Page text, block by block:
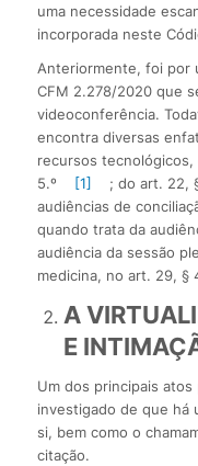
uma necessidade
incorporada neste
Anteriormente, foi por
CFM 2.278/2020 que
videoconferência.
encontra diversas
recursos tecnológicos,
5.º
[1]
; do art. 22,
audiências de
quando trata da
audiência da sessão
medicina, no art. 29, §
A
E
Um dos principais
investigado de que há
si, bem como o
citação.